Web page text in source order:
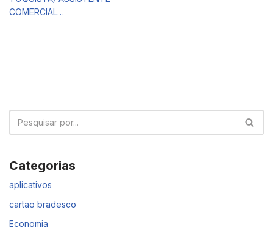
COMERCIAL…
Categorias
aplicativos
cartao bradesco
Economia